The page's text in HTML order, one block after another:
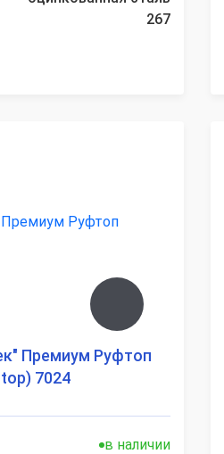
267
Премиум Руфтоп
7024
в наличии